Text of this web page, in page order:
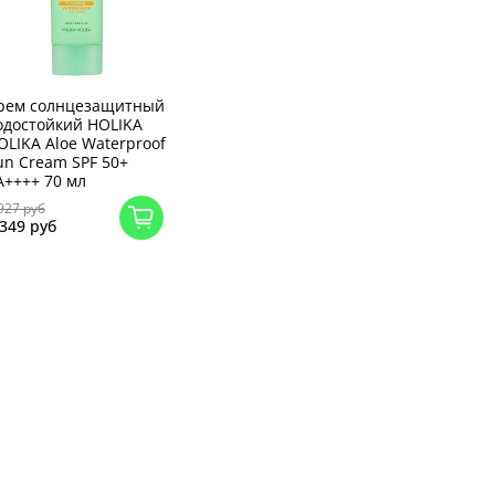
солнцезащитный
HOLIKA
Aloe Waterproof
Cream SPF 50+
70 мл
руб
руб